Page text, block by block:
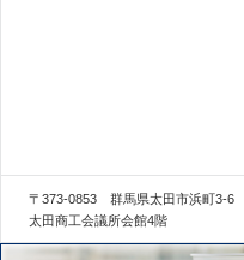
〒373-0853 群馬県太田市浜町3-6
太田商工会議所会館4階